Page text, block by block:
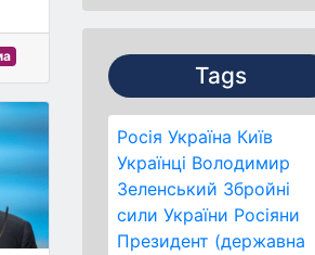
Tags
Росія Україна Київ
Українці Володимир
Зеленський Збройні
сили України Росіяни
Президент (державна